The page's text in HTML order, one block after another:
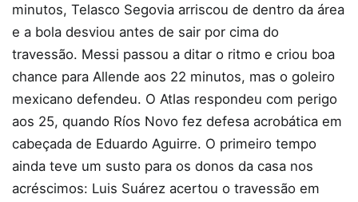
minutos, Telasco Segovia arriscou de dentro da área
e a bola desviou antes de sair por cima do
travessão. Messi passou a ditar o ritmo e criou boa
chance para Allende aos 22 minutos, mas o goleiro
mexicano defendeu. O Atlas respondeu com perigo
aos 25, quando Ríos Novo fez defesa acrobática em
cabeçada de Eduardo Aguirre. O primeiro tempo
ainda teve um susto para os donos da casa nos
acréscimos: Luis Suárez acertou o travessão em